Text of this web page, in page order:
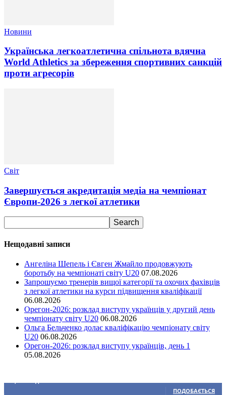
Новини
Українська легкоатлетична спільнота вдячна
World Athletics за збереження спортивних санкцій
проти агресорів
Світ
Завершується акредитація медіа на чемпіонат
Європи-2026 з легкої атлетики
Нещодавні записи
Ангеліна Шепель і Євген Жмайло продовжують
боротьбу на чемпіонаті світу U20 07.08.2026
Запрошуємо тренерів вищої категорії та охочих фахівців
з легкої атлетики на курси підвищення кваліфікації
06.08.2026
Орегон-2026: розклад виступу українців у другий день
чемпіонату світу U20 06.08.2026
Ольга Бельченко долає кваліфікацію чемпіонату світу
U20 06.08.2026
Орегон-2026: розклад виступу українців, день 1
05.08.2026
ПОДОБАЄТЬСЯ